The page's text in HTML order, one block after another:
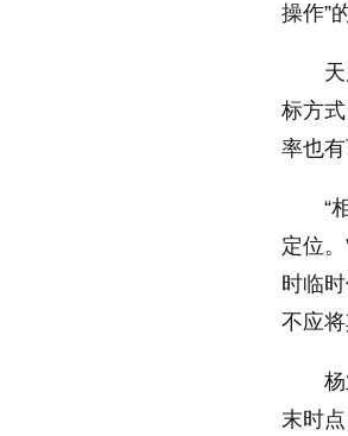
操作”
标方
率也
“
定位
时临
不应
末时